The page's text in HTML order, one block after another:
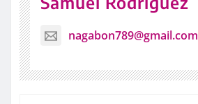
nagabon789@gmail.com